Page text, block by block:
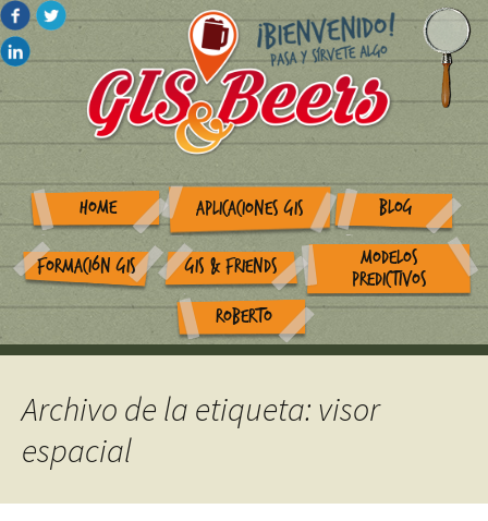
HOME APLICACIONES GIS BLOG
FORMACIÓN GIS GIS & FRIENDS
MODELOS
PREDICTIVOS
ROBERTO
Archivo de la etiqueta: visor
espacial